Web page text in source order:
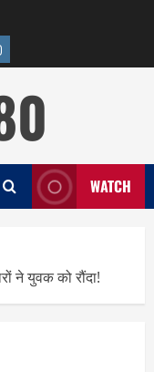
WATCH
ने युवक को रौंदा!